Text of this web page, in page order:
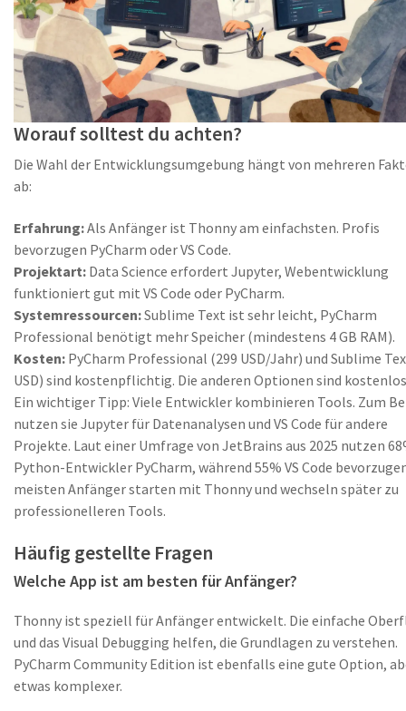
Worauf solltest du achten?
Die Wahl der Entwicklungsumgebung hängt von mehreren
ab:
Erfahrung:Als Anfänger ist Thonny am einfachsten. Profis
bevorzugen PyCharm oder VS Code.
Projektart: Data Science erfordert Jupyter, Webentwicklung
funktioniert gut mit VS Code oder PyCharm.
Systemressourcen:Sublime Text ist sehr leicht, PyCharm
Professional benötigt mehr Speicher (mindestens 4 GB RAM).
Kosten: PyCharm Professional (299 USD/Jahr) und Sublime
USD) sind kostenpflichtig. Die anderen Optionen sind
Ein wichtiger Tipp: Viele Entwickler kombinieren Tools. Zum
nutzen sie Jupyter für Datenanalysen und VS Code für andere
Projekte. Laut einer Umfrage von JetBrains aus 2025 nutzen
Python-Entwickler PyCharm, während 55% VS Code
meisten Anfänger starten mit Thonny und wechseln später zu
professionelleren Tools.
Häufig gestellte Fragen
Welche App ist am besten für Anfänger?
Thonny ist speziell für Anfänger entwickelt. Die einfache
und das Visual Debugging helfen, die Grundlagen zu verstehen.
PyCharm Community Edition ist ebenfalls eine gute Option,
etwas komplexer.